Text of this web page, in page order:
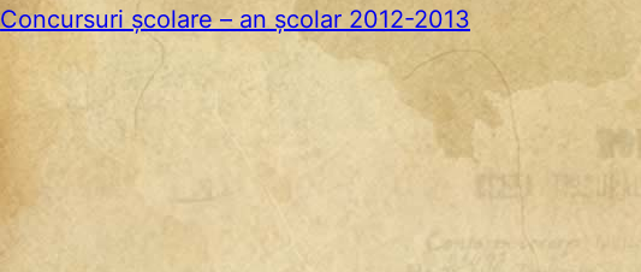
CONTACT
Concursuri şcolare – an şcolar 2012-2013